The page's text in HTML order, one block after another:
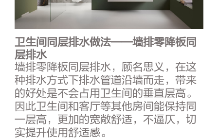
卫生间同层排水做法——墙排零降板同
层排水
墙排零降板同层排水，顾名思义，在这
种排水方式下排水管道沿墙而走，带来
的好处是不会占用卫生间的垂直层高。
因此卫生间和客厅等其他房间能保持同
一层高，更加的宽敞舒适，不逼仄，切
实提升使用舒适感。